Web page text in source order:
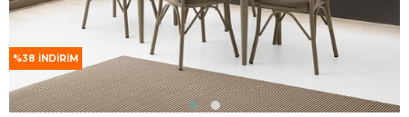
%38 İNDIRIM